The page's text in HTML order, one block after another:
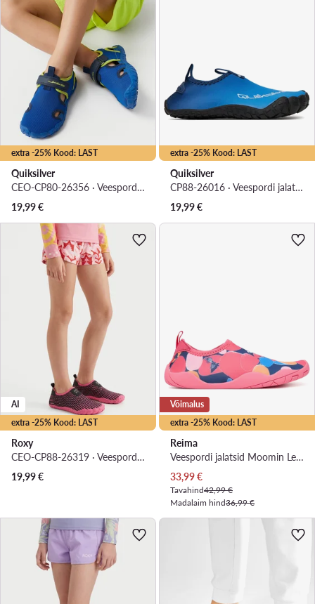
extra -25% Kood: LAST
Quiksilver
CEO-CP80-26356 · Veespordi jalatsid
19,99€
extra -25% Kood: LAST
Quiksilver
CP88-26016 · Veespordi jalatsid
19,99€
extra -25% Kood: LAST
AI
Roxy
CEO-CP88-26319 · Veespordi jalatsid
19,99€
extra -25% Kood: LAST
Võimalus
Reima
Veespordi jalatsid Moomin Lean 5400091M-3311 Roosa
Praegune hind
33,99€
Tavahind42,99 €
Madalaim hind36,99 €